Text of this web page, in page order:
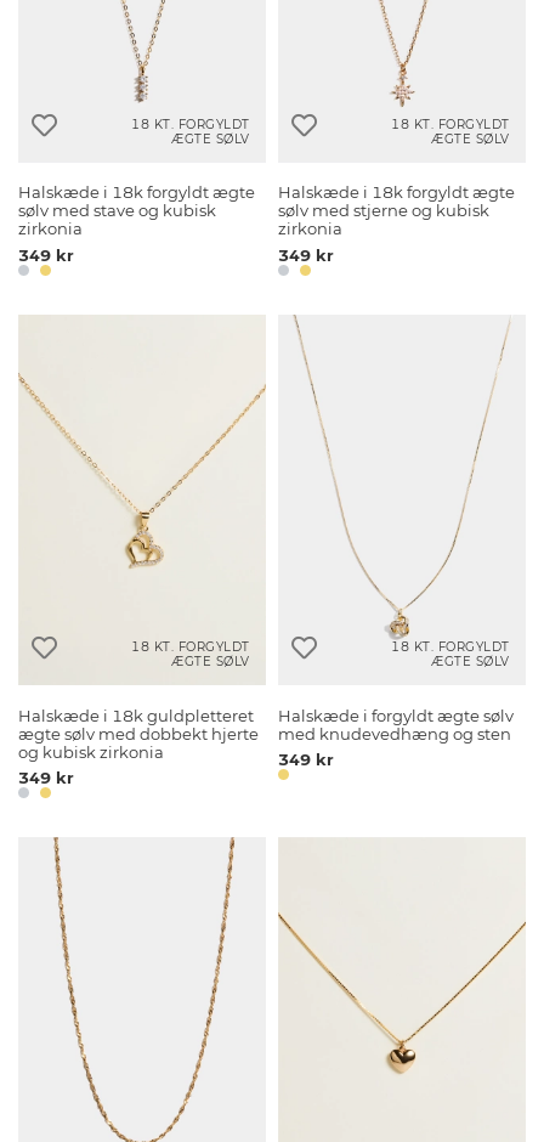
18 KT. FORGYLDT
ÆGTE SØLV
Halskæde i 18k forgyldt ægte
sølv med stave og kubisk
zirkonia
349 kr
18 KT. FORGYLDT
ÆGTE SØLV
Halskæde i 18k forgyldt ægte
sølv med stjerne og kubisk
zirkonia
349 kr
18 KT. FORGYLDT
ÆGTE SØLV
Halskæde i 18k guldpletteret
ægte sølv med dobbekt hjerte
og kubisk zirkonia
349 kr
18 KT. FORGYLDT
ÆGTE SØLV
Halskæde i forgyldt ægte sølv
med knudevedhæng og sten
349 kr